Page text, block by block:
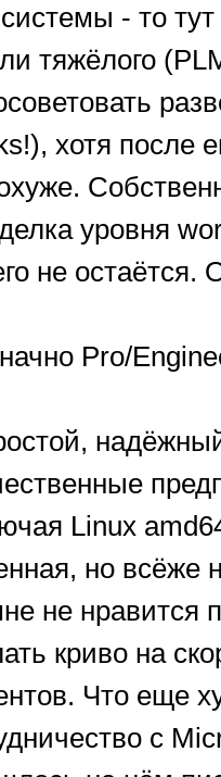
- то
тяжёлого
хотя после
уровня
не остаётся.
Pro/
Linux
но всёже
не нравится
криво на
Что еще
с